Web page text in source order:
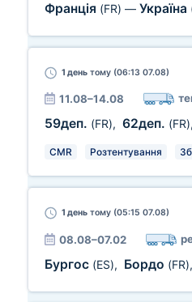
Франція (FR) — Україна
1 день тому (06:13 07.08)
11.08–14.08
59деп. (FR), 62деп. (FR),
CMR Розтентування
1 день тому (05:15 07.08)
08.08–07.02
Бургос (ES), Бордо (FR),